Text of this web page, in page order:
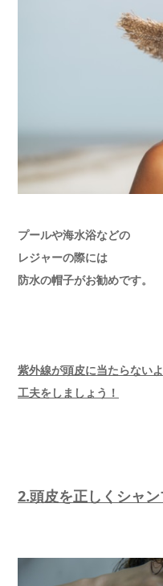
プールや海水浴などの
レジャーの際には
防水の帽子がお勧めです。
紫外線が頭皮に当たらない
工夫をしましょう！
2.頭皮を正しくシャ